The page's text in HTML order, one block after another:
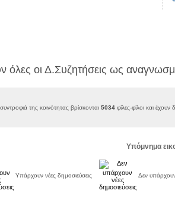
όλες οι Δ.Συζητήσεις ως
της κοινότητας βρίσκονται 5034 φίλες-φίλοι και
Υπόμνημα
Υπάρχουν νέες δημοσιεύσεις Δεν υπάρχουν